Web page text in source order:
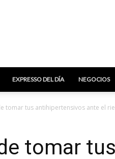
EXPRESSO DEL DÍA NEGOCIOS
tomar tus antihipertensivos ante el
tomar tus